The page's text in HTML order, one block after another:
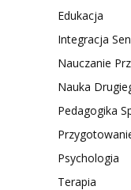
Edukacja
Integracja
Nauczanie
Nauka
Pedagogika
Psychologia
Terapia